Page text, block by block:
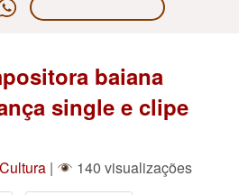
baiana
single e clipe
Cultura | 140 visualizações